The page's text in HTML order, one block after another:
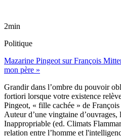
2min
Politique
Mazarine Pingeot sur François
mon père »
Grandir dans l’ombre du pouvoir
fortiori lorsque votre existence
Pingeot, « fille cachée » de
Auteur d’une vingtaine
Inappropriable (ed. Climats
relation entre l’homme et